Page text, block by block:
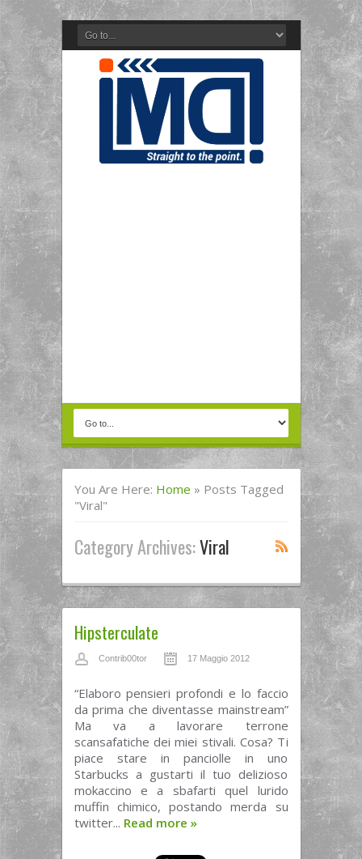
You Are Here: Home » Posts Tagged
"viral"
Category Archives:Viral
Hipsterculate
Contrib00tor 17 Maggio 2012
“Elaboro pensieri profondi e lo faccio
da prima che diventasse mainstream”
Ma va a lavorare terrone
scansafatiche dei miei stivali. Cosa? Ti
piace stare in panciolle in uno
Starbucks a gustarti il tuo delizioso
mokaccino e a sbafarti quel lurido
muffin chimico, postando merda su
twitter... Read more »